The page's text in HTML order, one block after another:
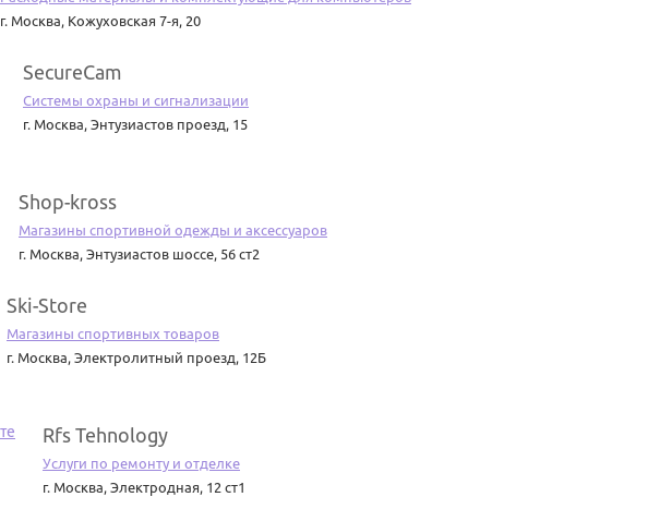
г. Москва, Кожуховская 7-я, 20
SecureCam
Системы охраны и сигнализации
г. Москва, Энтузиастов проезд, 15
Shop-kross
Магазины спортивной одежды и аксессуаров
г. Москва, Энтузиастов шоссе, 56 ст2
Ski-Store
Магазины спортивных товаров
г. Москва, Электролитный проезд, 12Б
Rfs Tehnology
Услуги по ремонту и отделке
г. Москва, Электродная, 12 ст1